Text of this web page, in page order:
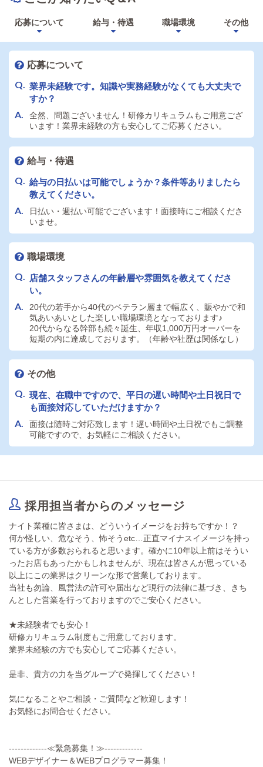
応募について 給与・待遇 職場環境 その他
応募について
業界未経験です。知識や実務経験がなくても大丈夫で
すか？
全然、問題ございません！研修カリキュラムもご用意ござ
います！業界未経験の方も安心してご応募ください。
給与・待遇
給与の日払いは可能でしょうか？条件等ありましたら
教えてください。
日払い・週払い可能でございます！面接時にご相談くださ
いませ。
職場環境
店舗スタッフさんの年齢層や雰囲気を教えてくださ
い。
20代の若手から40代のベテラン層まで幅広く、賑やかで和
気あいあいとした楽しい職場環境となっております♪
20代からなる幹部も続々誕生、年収1,000万円オーバーを
短期の内に達成しております。（年齢や社歴は関係なし）
その他
現在、在職中ですので、平日の遅い時間や土日祝日で
も面接対応していただけますか？
面接は随時ご対応致します！遅い時間や土日祝でもご調整
可能ですので、お気軽にご相談ください。
採用担当者からのメッセージ
ナイト業種に皆さまは、どういうイメージをお持ちですか！？
何か怪しい、危なそう、怖そうetc…正直マイナスイメージを持っ
ている方が多数おられると思います。確かに10年以上前はそうい
ったお店もあったかもしれませんが、現在は皆さんが思っている
以上にこの業界はクリーンな形で営業しております。
当社も勿論、風営法の許可や届出など現行の法律に基づき、きち
んとした営業を行っておりますのでご安心ください。
★未経験者でも安心！
研修カリキュラム制度もご用意しております。
業界未経験の方でも安心してご応募ください。
是非、貴方の力を当グループで発揮してください！
気になることやご相談・ご質問など歓迎します！
お気軽にお問合せください。
-------------≪緊急募集！≫-------------
WEBデザイナー＆WEBプログラマー募集！